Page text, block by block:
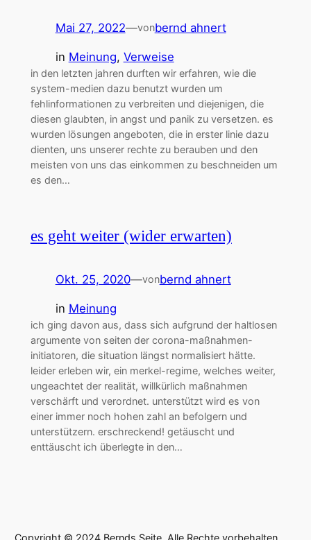
Mai 27, 2022—vonbernd ahnert
in Meinung, Verweise
in den letzten jahren durften wir erfahren, wie die
system-medien dazu benutzt wurden um
fehlinformationen zu verbreiten und diejenigen, die
diesen glaubten, in angst und panik zu versetzen. es
wurden lösungen angeboten, die in erster linie dazu
dienten, uns unserer rechte zu berauben und den
meisten von uns das einkommen zu beschneiden um
es den…
es geht weiter (wider erwarten)
Okt. 25, 2020—vonbernd ahnert
in Meinung
ich ging davon aus, dass sich aufgrund der haltlosen
argumente von seiten der corona-maßnahmen-
initiatoren, die situation längst normalisiert hätte.
leider erleben wir, ein merkel-regime, welches weiter,
ungeachtet der realität, willkürlich maßnahmen
verschärft und verordnet. unterstützt wird es von
einer immer noch hohen zahl an befolgern und
unterstützern. erschreckend! getäuscht und
enttäuscht ich überlegte in den…
Copyright © 2024 Bernds Seite. Alle Rechte vorbehalten.